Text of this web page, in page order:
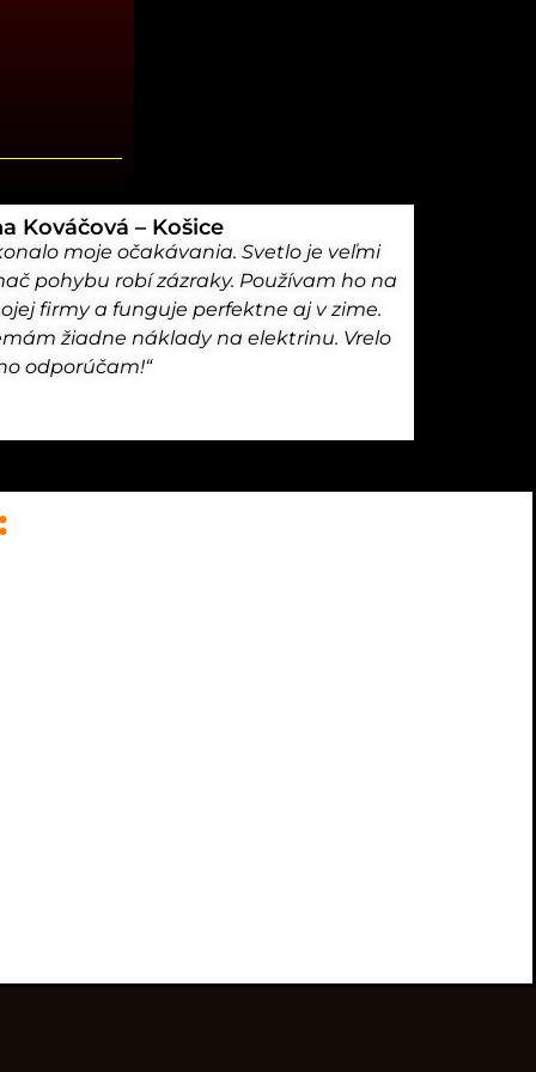
Kováčová – Košice
moje očakávania. Svetlo je veľmi
pohybu robí zázraky. Používam ho na
firmy a funguje perfektne aj v zime.
žiadne náklady na elektrinu. Vrelo
odporúčam!“